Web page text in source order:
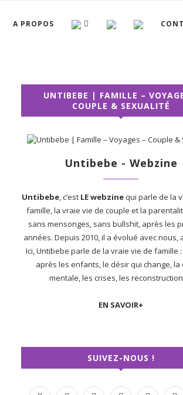
A PROPOS
UNTIBEBE | FAMILLE –
COUPLE & SEXUALITÉ
Untibebe - Webzine
Untibebe, c’est LE webzinequi parle de la
famille, la vraie vie de couple et la
sans mensonges, sans bullshit, après les
années. Depuis 2010, il a évolué avec nous,
Ici, Untibebe parle de la vraie vie de famille
après les enfants, le désir qui change, la
mentale, les crises, les
EN SAVOIR+
SUIVEZ-NOUS !